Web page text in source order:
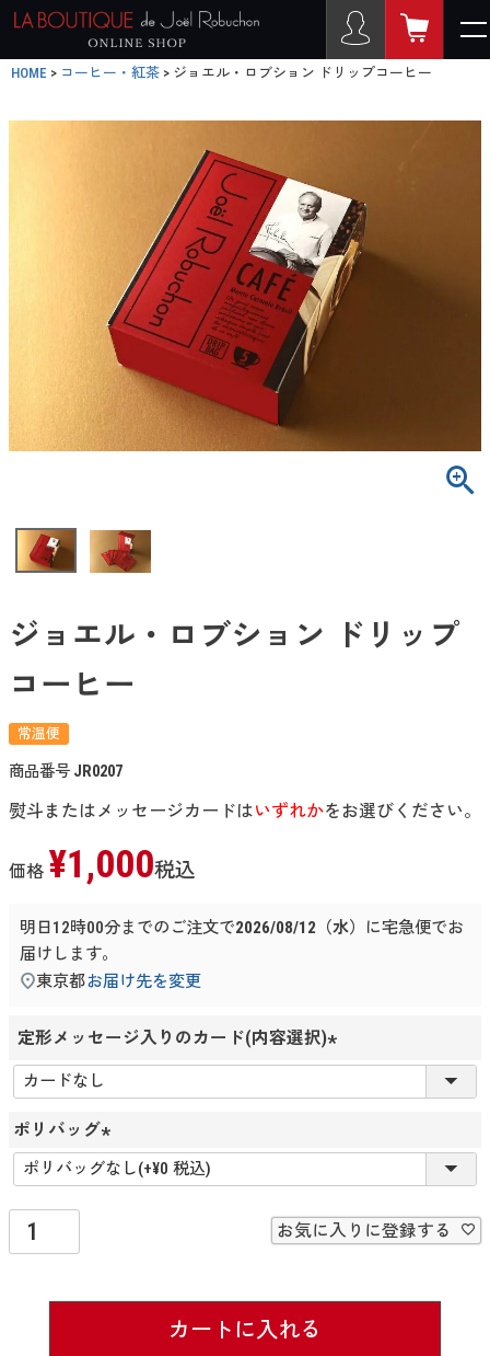
HOME コーヒー・紅茶 ジョエル・ロブション ドリップコーヒー
ジョエル・ロブション ドリップ
コーヒー
常温便
商品番号 JR0207
熨斗またはメッセージカードはいずれかをお選びください。
価格 ¥1,000税込
明日 12時00分までのご注文で2026/08/12（水） に宅急便でお
届けします。
東京都お届け先を変更
定形メッセージ入りのカード(内容選択)
(
必
)
ポリバッグ
(
必
お気に入りに登録する
カートに入れる